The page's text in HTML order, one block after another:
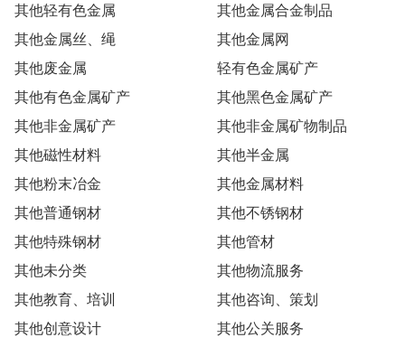
其他轻有色金属
其他金属合金制品
其他金属丝、绳
其他金属网
其他废金属
轻有色金属矿产
其他有色金属矿产
其他黑色金属矿产
其他非金属矿产
其他非金属矿物制品
其他磁性材料
其他半金属
其他粉末冶金
其他金属材料
其他普通钢材
其他不锈钢材
其他特殊钢材
其他管材
其他未分类
其他物流服务
其他教育、培训
其他咨询、策划
其他创意设计
其他公关服务